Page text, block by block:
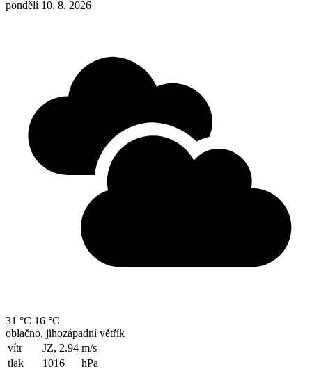
pondělí 10. 8. 2026
31 °C 16 °C
oblačno, jihozápadní větřík
vítr
JZ, 2.94 m/s
tlak
1016
hPa